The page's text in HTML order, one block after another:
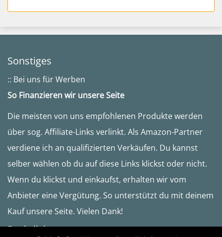
Sonstiges
:: Bei uns für Werben
So Finanzieren wir unsere Seite
Die meisten von uns empfohlenen Produkte werden
über sog. Affiliate-Links verlinkt. Als Amazon-Partner
verdiene ich an qualifizierten Verkäufen. Du kannst
selber wählen ob du auf diese Links klickst oder nicht.
Wenn du klickst und einkaufst, erhalten wir vom
Anbieter eine Vergütung. So unterstützt du mit deinem
Kauf unsere Seite. Vielen Dank!
Rechtliches